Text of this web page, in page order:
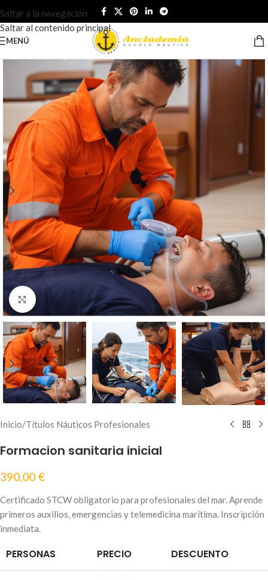
Saltar a la navegación
Saltar al contenido principal
MENÚ
Haz clic para ampliar
Inicio/Títulos Náuticos Profesionales
Formacion sanitaria inicial
390,00€
Certificado STCW obligatorio para profesionales del mar. Aprende
primeros auxilios, emergencias y telemedicina marítima. Inscripción
inmediata.
PERSONAS PRECIO DESCUENTO